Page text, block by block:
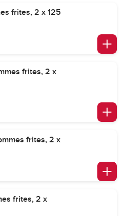
frites, 2 x 125
frites, 2 x
frites, 2 x
frites, 2 x